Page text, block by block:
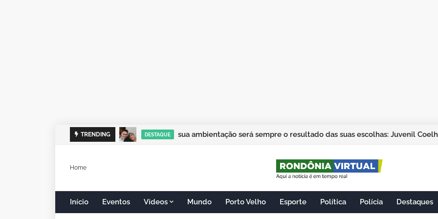
TRENDING DESTAQUE sua ambientação será sempre o resultado das suas escolhas: Juvenil
Home
Início Eventos Vídeos Mundo Porto Velho Esporte Política Polícia Destaques